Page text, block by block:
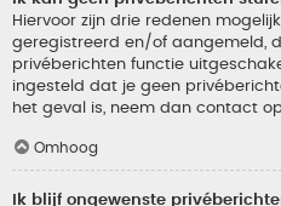
Hiervoor zijn drie redenen
geregistreerd en/of aangemeld,
privéberichten functie
ingesteld dat je geen
het geval is, neem dan contact
Omhoog
Ik blijf ongewenste